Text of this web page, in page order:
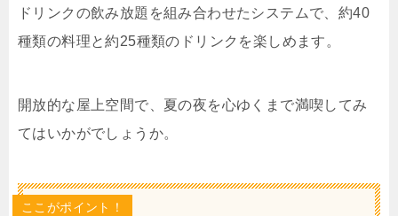
ドリンクの飲み放題を組み合わせたシステムで、約40
種類の料理と約25種類のドリンクを楽しめます。
開放的な屋上空間で、夏の夜を心ゆくまで満喫してみ
てはいかがでしょうか。
ここがポイント！